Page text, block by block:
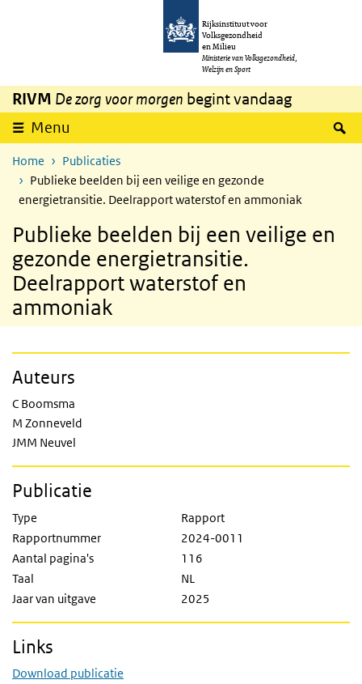
Overslaan en naar de inhoud gaan
Rijksinstituut voor
Volksgezondheid
en Milieu
Ministerie van Volksgezondheid,
Welzijn en Sport
RIVM De zorg voor morgen begint vandaag
Menu
Home
Publicaties
Publieke beelden bij een veilige en gezonde
energietransitie. Deelrapport waterstof en ammoniak
Publieke beelden bij een veilige en
gezonde energietransitie.
Deelrapport waterstof en
ammoniak
Auteurs
C Boomsma
M Zonneveld
JMM Neuvel
Publicatie
Type
Rapport
Rapportnummer
2024-0011
Aantal pagina's
116
Taal
NL
Jaar van uitgave
2025
Links
Download publicatie